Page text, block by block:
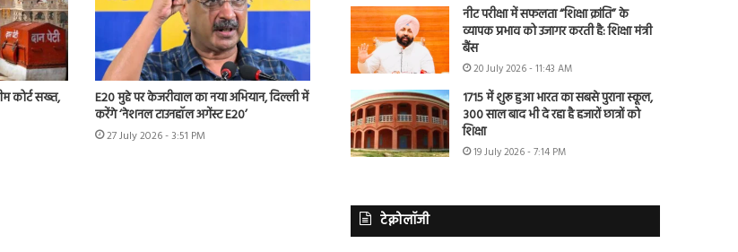
कोर्ट सख्त,
E20 मुद्दे पर केजरीवाल का नया अभियान, दिल्ली में
करेंगे ‘नेशनल टाउनहॉल अगेंस्ट E20’
27 July 2026 - 3:51 PM
नीट परीक्षा में सफलता “शिक्षा क्रांति” के
व्यापक प्रभाव को उजागर करती है: शिक्षा मंत्री
बैंस
20 July 2026 - 11:43 AM
1715 में शुरू हुआ भारत का सबसे पुराना स्कूल,
300 साल बाद भी दे रहा है हजारों छात्रों को
शिक्षा
19 July 2026 - 7:14 PM
टेक्नोलॉजी